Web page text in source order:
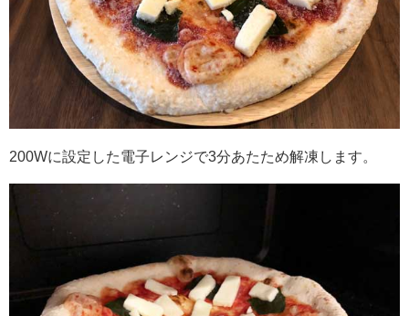
200Wに設定した電子レンジで3分あたため解凍します。